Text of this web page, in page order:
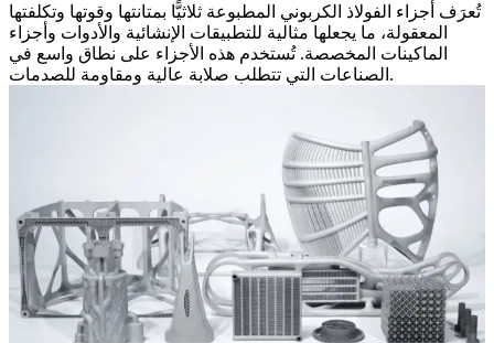
تُعرَف أجزاء الفولاذ الكربوني المطبوعة ثلاثيًّا بمتانتها وقوتها وتكلفتها
المعقولة، ما يجعلها مثالية للتطبيقات الإنشائية والأدوات وأجزاء
الماكينات المخصصة. تُستخدم هذه الأجزاء على نطاق واسع في
الصناعات التي تتطلب صلابة عالية ومقاومة للصدمات.